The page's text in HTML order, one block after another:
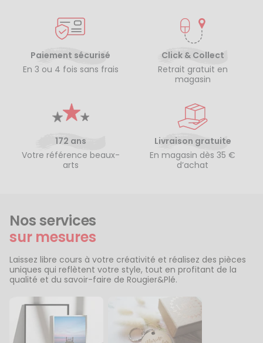
Paiement sécurisé
En 3 ou 4 fois sans frais
Click & Collect
Retrait gratuit en
magasin
172 ans
Votre référence beaux-
arts
Livraison gratuite
En magasin dès 35 €
d’achat
Nos services
sur mesures
Laissez libre cours à votre créativité et réalisez des pièces
uniques qui reflètent votre style, tout en profitant de la
qualité et du savoir-faire de Rougier&Plé.